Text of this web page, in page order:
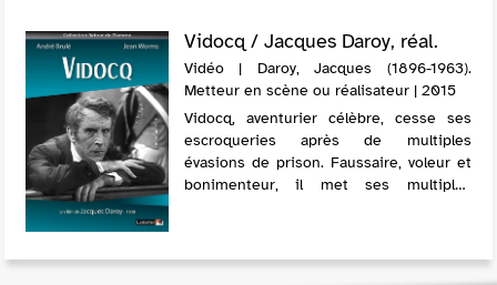
Vidocq / Jacques Daroy, réal.
Vidéo | Daroy, Jacques (1896-1963).
Metteur en scène ou réalisateur | 2015
Vidocq, aventurier célèbre, cesse ses
escroqueries après de multiples
évasions de prison. Faussaire, voleur et
bonimenteur, il met ses multiples